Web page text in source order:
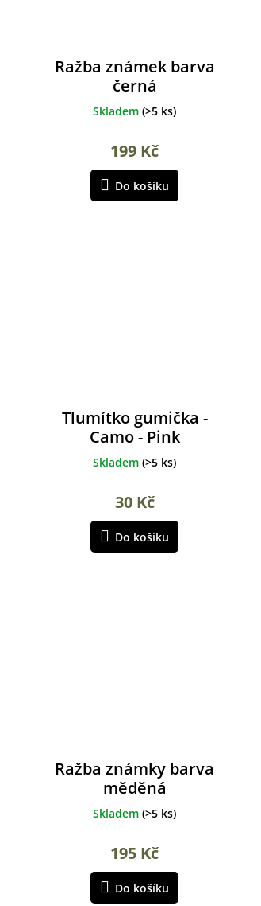
Ražba známek barva
černá
Skladem(>5 ks)
199 Kč
Do košíku
Tlumítko gumička -
Camo - Pink
Skladem(>5 ks)
30 Kč
Do košíku
Ražba známky barva
měděná
Skladem(>5 ks)
195 Kč
Do košíku